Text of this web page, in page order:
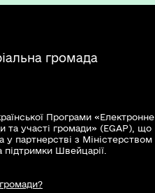
громада
Програми «Електронне
та участі громади» (EGAP), що
у партнерстві з Міністерством
Швейцарії.